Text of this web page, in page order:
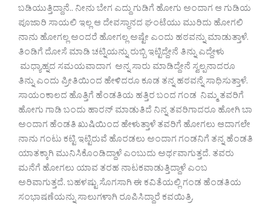
ಬಡಿಯುತ್ತಿದ್ದಾನೆ.. ನೀನು ಬೇಗ ಎದ್ದು ಗುಡಿಗೆ ಹೋಗು ಅಂದಾಗ ಆ ಗುಡಿಯ
ಪೂಜಾರಿ ಸಾಯಲಿ ಇಲ್ಲ ಆ ದೇವಸ್ಥಾನದ ಘಂಟೆಯು ಮುರಿದು ಹೋಗಲಿ
ನಾನು ಹೋಗಲ್ಲ ಅಂದರೆ ಹೋಗಲ್ಲ ಅಷ್ಟೇ ಎಂದು ಹಠವನ್ನು ಮಾಡುತ್ತಾಳೆ.
ತಿಂಡಿಗೆ ದೋಸೆ ಮಾಡಿ ಚಟ್ನಿಯನ್ನು ರುಬ್ಬಿ ಇಟ್ಟಿದ್ದೇನೆ ತಿನ್ನು ಎದ್ದೇಳು
ಮಧ್ಯಾಹ್ನದ ಸಮಯವಾದಾಗ ಅನ್ನ ಸಾರು ಮಾಡಿದ್ದೇನೆ ಸ್ವಲ್ಪನಾದರೂ
ತಿನ್ನು ಎಂದು ಪ್ರೀತಿಯಿಂದ ಹೇಳಿದರೂ ಕೂಡ ತನ್ನ ಹಠವನ್ನೆ ಸಾಧಿಸುತ್ತಾಳೆ.
ಸಾಯಂಕಾಲದ ಹೊತ್ತಿಗೆ ಹೆಂಡತಿಯ ಹತ್ತಿರ ಬಂದ ಗಂಡ ನಿಮ್ಮ ತವರಿಗೆ
ಹೋಗು ಗಾಡಿ ಬಂದು ಹಾರನ್ ಮಾಡುತಿದೆ ನಿನ್ನ ತವರಿಗಾದರೂ ಹೋಗಿ ಬಾ
ಅಂದಾಗ ಹೆಂಡತಿ ಖುಷಿಯಿಂದ ಹೇಳುತ್ತಾಳೆ ತವರಿಗೆ ಹೋಗಲು ಆದಾಗಲೇ
ನಾನು ಗಂಟು ಕಟ್ಟಿ ಇಟ್ಟಿರುವೆ ಹೊರಡಲು ಅಂದಾಗ ಗಂಡನಿಗೆ ತನ್ನ ಹೆಂಡತಿ
ಯಾತಕ್ಕಾಗಿ ಮುನಿಸಿಕೊಂಡಿದ್ದಾಳೆ ಎಂಬುದು ಅರ್ಥವಾಗುತ್ತದೆ. ತವರು
ಮನೆಗೆ ಹೋಗಲು ಯಾವ ತರಹ ನಾಟಕವಾಡುತ್ತಿದ್ದಾಳೆ ಎಂಬ
ಅರಿವಾಗುತ್ತದೆ. ಬಹಳಷ್ಟು ಸೊಗಸಾಗಿ ಈ ಕವಿತೆಯಲ್ಲಿ ಗಂಡ ಹೆಂಡತಿಯ
ಸಂಭಾಷಣೆಯನ್ನು ಸಾಲುಗಳಾಗಿ ರೂಪಿಸಿದ್ದಾರೆ ಕವಯಿತ್ರಿ.